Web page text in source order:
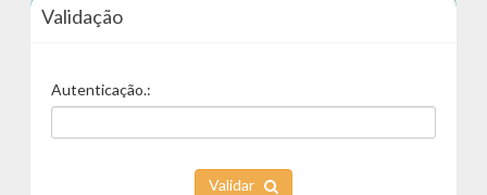
Validação
Autenticação.:
Validar